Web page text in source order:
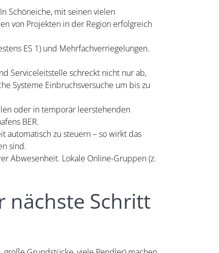
Schöneiche, mit seinen vielen
von Projekten in der Region erfolgreich
ES 1) und Mehrfachverriegelungen.
Serviceleitstelle schreckt nicht nur ab,
Systeme Einbruchsversuche um bis zu
oder in temporär leerstehenden
BER.
automatisch zu steuern – so wirkt das
sind.
Abwesenheit. Lokale Online-Gruppen (z.
nächste Schritt